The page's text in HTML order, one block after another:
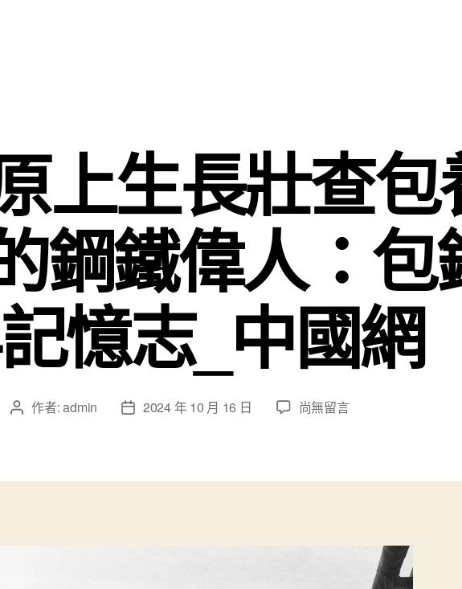
上生長壯查包
鋼鐵偉人：包
憶志_中國網
文 作者:admin
文
日
2024 年 10 月 16 日
在
原
尚無留言